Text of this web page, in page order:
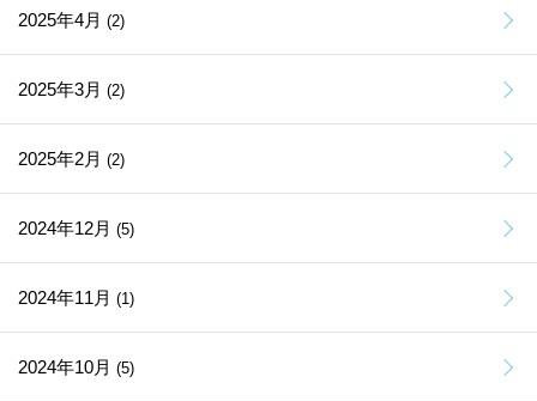
2025年4月 (2)
2025年3月 (2)
2025年2月 (2)
2024年12月 (5)
2024年11月 (1)
2024年10月 (5)